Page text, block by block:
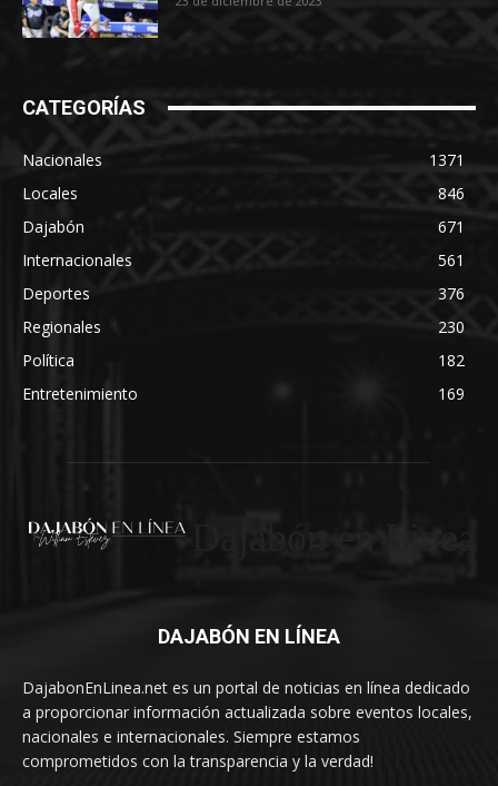
CATEGORÍAS
Nacionales
1371
Locales
846
Dajabón
671
Internacionales
561
Deportes
376
Regionales
230
Política
182
Entretenimiento
169
DAJABÓN EN LÍNEA
DajabonEnLinea.net es un portal de noticias en línea dedicado
a proporcionar información actualizada sobre eventos locales,
nacionales e internacionales. Siempre estamos
comprometidos con la transparencia y la verdad!